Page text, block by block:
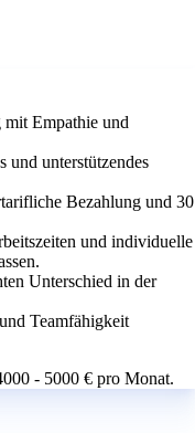
mit Empathie und
und unterstützendes
Bezahlung und 30
und individuelle
Unterschied in der
Teamfähigkeit
- 5000 € pro Monat.